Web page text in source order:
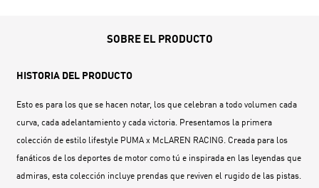
SOBRE EL PRODUCTO
HISTORIA DEL PRODUCTO
Esto es para los que se hacen notar, los que celebran a todo volumen cada
curva, cada adelantamiento y cada victoria. Presentamos la primera
colección de estilo lifestyle PUMA x McLAREN RACING. Creada para los
fanáticos de los deportes de motor como tú e inspirada en las leyendas que
admiras, esta colección incluye prendas que reviven el rugido de las pistas.